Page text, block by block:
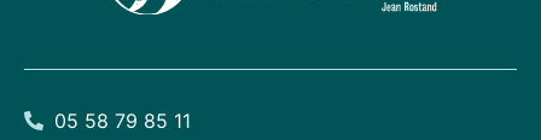
05 58 79 85 11